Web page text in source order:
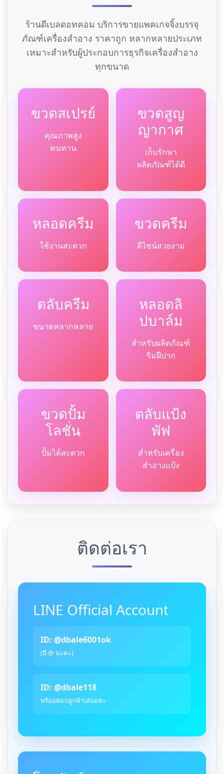
ร้านดีเบลดอทคอม บริการขายแพคเกจจิ้งบรรจุ
ภัณฑ์เครื่องสำอาง ราคาถูก หลากหลายประเภท
เหมาะสำหรับผู้ประกอบการธุรกิจเครื่องสำอาง
ทุกขนาด
ขวดสเปรย์
คุณภาพสูง
ทนทาน
ขวดสูญ
ญากาศ
เก็บรักษา
ผลิตภัณฑ์ได้ดี
หลอดครีม
ใช้งานสะดวก
ขวดครีม
ดีไซน์สวยงาม
ตลับครีม
ขนาดหลากหลาย
หลอดลิ
ปบาล์ม
สำหรับผลิตภัณฑ์
ริมฝีปาก
ขวดปั้ม
โลชั่น
ปั้มได้สะดวก
ตลับแป้ง
พัฟ
สำหรับเครื่อง
สำอางแป้ง
ติดต่อเรา
LINE Official Account
ID: @dbale6001ok
(มี @ นะคะ)
ID: @dbale118
พร้อมตอบลูกค้าเสมอค่ะ